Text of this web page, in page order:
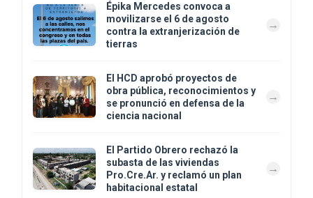
Épika Mercedes convoca a
movilizarse el 6 de agosto
contra la extranjerización de
tierras
El HCD aprobó proyectos de
obra pública, reconocimientos y
se pronunció en defensa de la
ciencia nacional
El Partido Obrero rechazó la
subasta de las viviendas
Pro.Cre.Ar. y reclamó un plan
habitacional estatal